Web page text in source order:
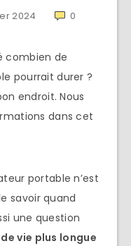
2024 0
combien de
pourrait durer ?
endroit. Nous
dans cet
portable n’est
savoir quand
une question
vie plus longue